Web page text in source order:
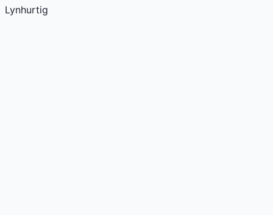
Lynhurtig